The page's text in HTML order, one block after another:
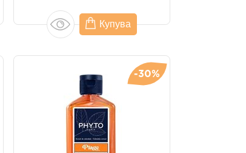
Купува
-30%